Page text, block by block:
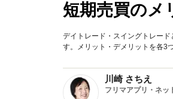
短期売買のメ
デイトレード・スイングトレー
す。メリット・デメリットを各3
川崎 さちえ
フリマアプリ・ネッ